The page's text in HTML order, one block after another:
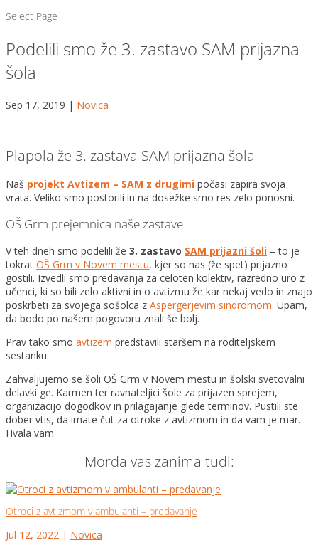
Select Page
Podelili smo že 3. zastavo SAM prijazna
šola
Sep 17, 2019 | Novica
Plapola že 3. zastava SAM prijazna šola
Naš projekt Avtizem – SAM z drugimi počasi zapira svoja
vrata. Veliko smo postorili in na dosežke smo res zelo ponosni.
OŠ Grm prejemnica naše zastave
V teh dneh smo podelili že 3. zastavo SAM prijazni šoli – to je
tokrat OŠ Grm v Novem mestu, kjer so nas (že spet) prijazno
gostili. Izvedli smo predavanja za celoten kolektiv, razredno uro z
učenci, ki so bili zelo aktivni in o avtizmu že kar nekaj vedo in znajo
poskrbeti za svojega sošolca z Aspergerjevim sindromom. Upam,
da bodo po našem pogovoru znali še bolj.
Prav tako smo avtizem predstavili staršem na roditeljskem
sestanku.
Zahvaljujemo se šoli OŠ Grm v Novem mestu in šolski svetovalni
delavki ge. Karmen ter ravnateljici šole za prijazen sprejem,
organizacijo dogodkov in prilagajanje glede terminov. Pustili ste
dober vtis, da imate čut za otroke z avtizmom in da vam je mar.
Hvala vam.
Morda vas zanima tudi:
Otroci z avtizmom v ambulanti – predavanje
Jul 12, 2022 | Novica